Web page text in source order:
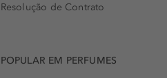
Resolução de Contrato
POPULAR EM PERFUMES